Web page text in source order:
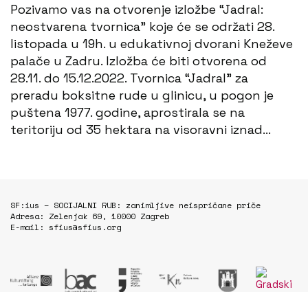
Pozivamo vas na otvorenje izložbe “Jadral:
neostvarena tvornica” koje će se održati 28.
listopada u 19h. u edukativnoj dvorani Kneževe
palače u Zadru. Izložba će biti otvorena od
28.11. do 15.12.2022. Tvornica “Jadral” za
preradu boksitne rude u glinicu, u pogon je
puštena 1977. godine, aprostirala se na
teritoriju od 35 hektara na visoravni iznad…
SF:ius – SOCIJALNI RUB: zanimljive neispričane priče
Adresa: Zelenjak 69, 10000 Zagreb
E-mail: sfius@sfius.org